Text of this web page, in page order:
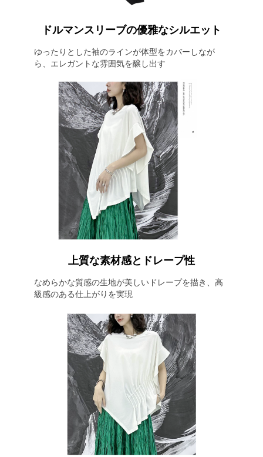
ドルマンスリーブの優雅なシルエット
ゆったりとした袖のラインが体型をカバーしなが
ら、エレガントな雰囲気を醸し出す
上質な素材感とドレープ性
なめらかな質感の生地が美しいドレープを描き、高
級感のある仕上がりを実現